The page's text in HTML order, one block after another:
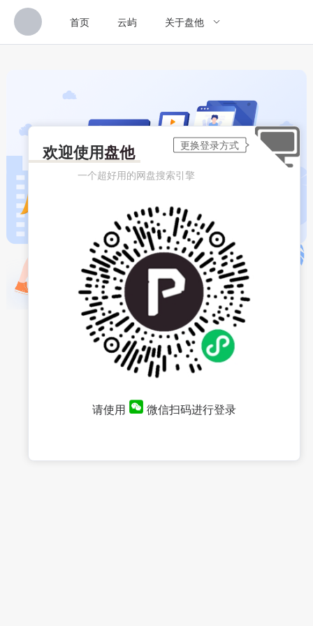
首页 云屿 关于盘他
欢迎使用盘他
一个超好用的网盘搜索引擎
请使用 微信扫码进行登录